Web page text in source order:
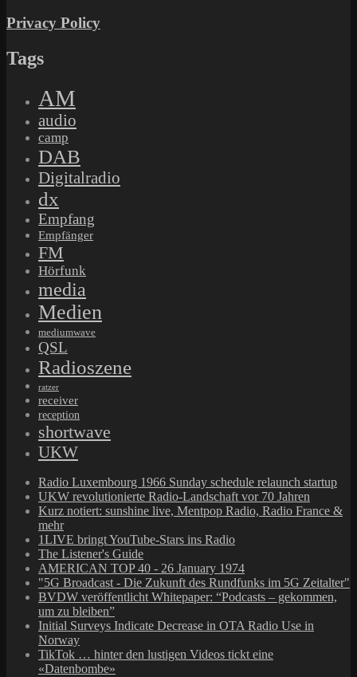
Privacy Policy
Tags
AM
audio
camp
DAB
Digitalradio
dx
Empfang
Empfänger
FM
Hörfunk
media
Medien
mediumwave
QSL
Radioszene
ratzer
receiver
reception
shortwave
UKW
Radio Luxembourg 1966 Sunday schedule relaunch startup
UKW revolutionierte Radio-Landschaft vor 70 Jahren
Kurz notiert: sunshine live, Mentpop Radio, Radio France &
mehr
1LIVE bringt YouTube-Stars ins Radio
The Listener's Guide
AMERICAN TOP 40 - 26 January 1974
"5G Broadcast - Die Zukunft des Rundfunks im 5G Zeitalter"
BVDW veröffentlicht Whitepaper: “Podcasts – gekommen,
um zu bleiben”
Initial Surveys Indicate Decrease in OTA Radio Use in
Norway
TikTok … hinter den lustigen Videos tickt eine
«Datenbombe»